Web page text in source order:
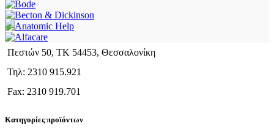
Πεστών 50, ΤΚ 54453, Θεσσαλονίκη
Τηλ: 2310 915.921
Fax: 2310 919.701
Κατηγορίες προϊόντων